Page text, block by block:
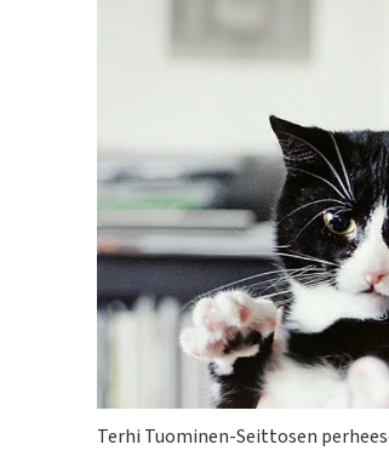
Kuvateksti
Terhi Tuominen-Seittosen